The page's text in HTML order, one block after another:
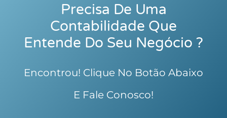
Precisa De Uma
Contabilidade Que
Entende Do Seu Negócio ?
Encontrou! Clique No Botão Abaixo
E Fale Conosco!